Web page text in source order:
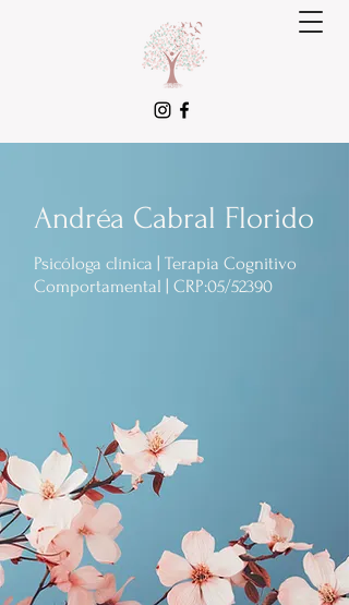
Andréa Cabral Florido
Psicóloga clínica | Terapia Cognitivo
Comportamental | CRP:05/52390